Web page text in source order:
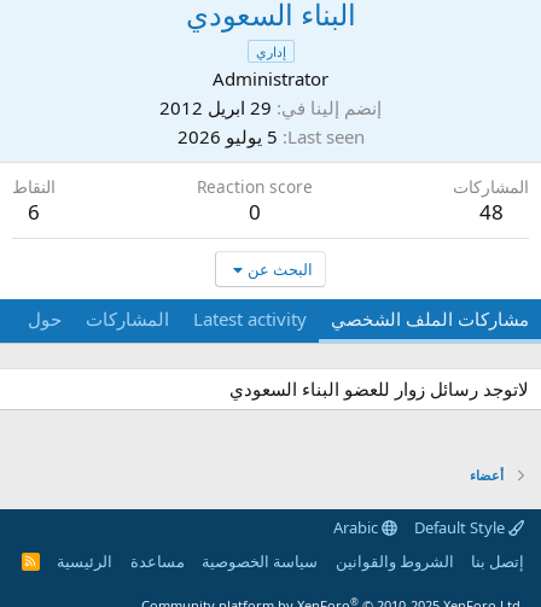
البناء السعودي
إداري
Administrator
إنضم إلينا في 29 ابريل 2012
Last seen 5 يوليو 2026
المشاركات
48
Reaction score
0
النقاط
6
البحث عن
مشاركات الملف الشخصي Latest activity المشاركات حول
لاتوجد رسائل زوار للعضو البناء السعودي
أعضاء
Arabic
إتصل بنا
الشروط والقوانين سياسة الخصوصية مساعدة الرئيسية
R
®